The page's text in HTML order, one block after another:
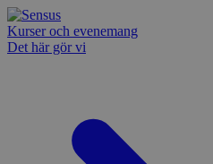
Kurser och evenemang
Det här gör vi